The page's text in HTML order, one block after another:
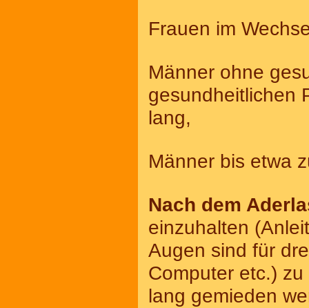
Frauen im
Männer ohne
gesundheitlichen
lang,
Männer bis etwa
Nach dem
einzuhalten
Augen sind für
Computer etc.)
lang gemieden